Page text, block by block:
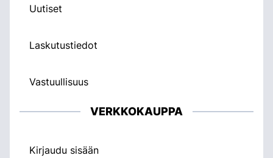
Uutiset
Laskutustiedot
Vastuullisuus
VERKKOKAUPPA
Kirjaudu sisään